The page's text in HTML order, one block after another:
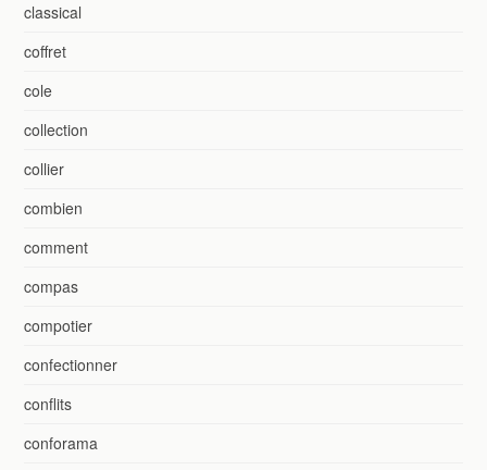
classical
coffret
cole
collection
collier
combien
comment
compas
compotier
confectionner
conflits
conforama